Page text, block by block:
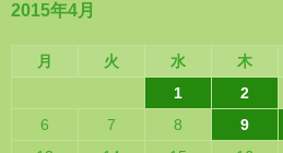
2015年4月
月 火 水 木
1
2
6
7 8 9